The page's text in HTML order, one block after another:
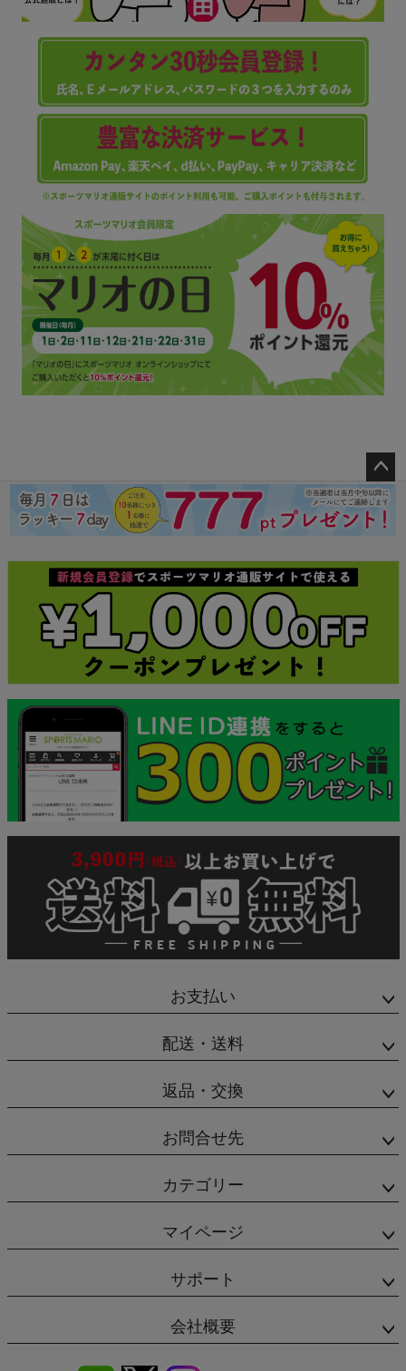
ペー
ジト
ップ
お支払い
配送・送料
返品・交換
お問合せ先
カテゴリー
マイページ
サポート
会社概要